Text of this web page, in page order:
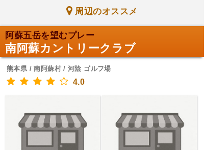
周辺のオススメ
阿蘇五岳を望むプレー
南阿蘇カントリークラブ
熊本県 / 南阿蘇村 / 河陰 ゴルフ場
4.0